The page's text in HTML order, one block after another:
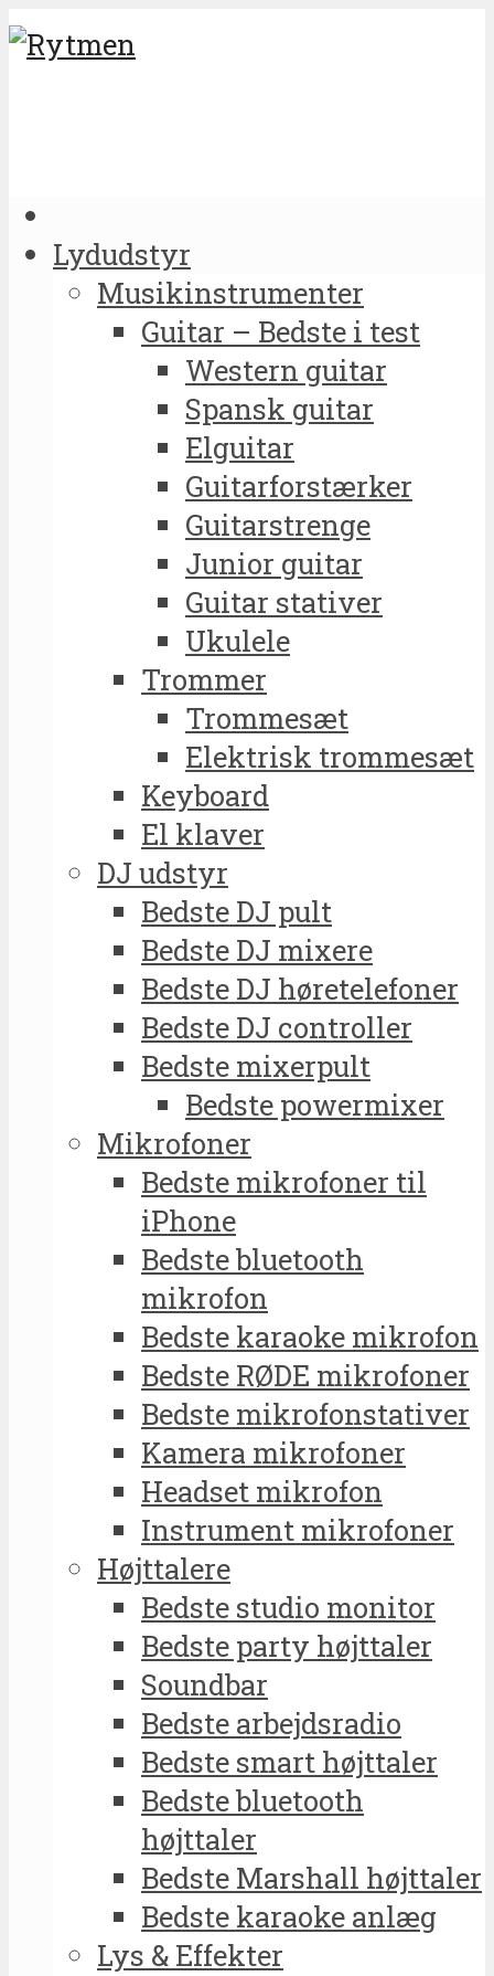
Lydudstyr
Musikinstrumenter
Guitar – Bedste i test
Western guitar
Spansk guitar
Elguitar
Guitarforstærker
Guitarstrenge
Junior guitar
Guitar stativer
Ukulele
Trommer
Trommesæt
Elektrisk trommesæt
Keyboard
El klaver
DJ udstyr
Bedste DJ pult
Bedste DJ mixere
Bedste DJ høretelefoner
Bedste DJ controller
Bedste mixerpult
Bedste powermixer
Mikrofoner
Bedste mikrofoner til
iPhone
Bedste bluetooth
mikrofon
Bedste karaoke mikrofon
Bedste RØDE mikrofoner
Bedste mikrofonstativer
Kamera mikrofoner
Headset mikrofon
Instrument mikrofoner
Højttalere
Bedste studio monitor
Bedste party højttaler
Soundbar
Bedste arbejdsradio
Bedste smart højttaler
Bedste bluetooth
højttaler
Bedste Marshall højttaler
Bedste karaoke anlæg
Lys & Effekter